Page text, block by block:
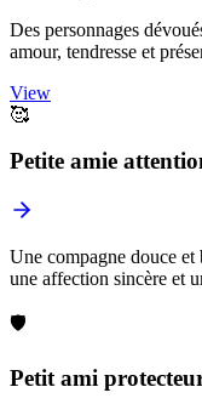
Des personnages
amour, tendresse et
View
🥰
Petite amie
Une compagne douce
une affection sincère et
🛡️
Petit ami